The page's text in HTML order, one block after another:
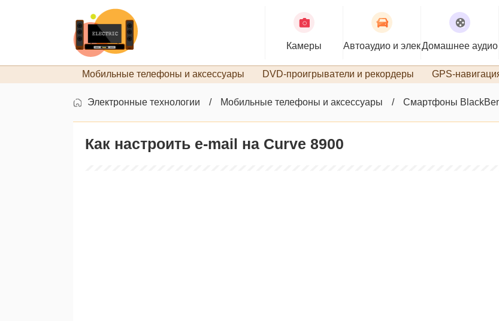
Камеры Автоаудио и электроникаДомашнее аудио
Мобильные телефоны и аксессуары DVD-проигрыватели и рекордеры GPS-
Электронные технологии Мобильные телефоны и аксессуары Смартфоны
Как настроить e-mail на Curve 8900